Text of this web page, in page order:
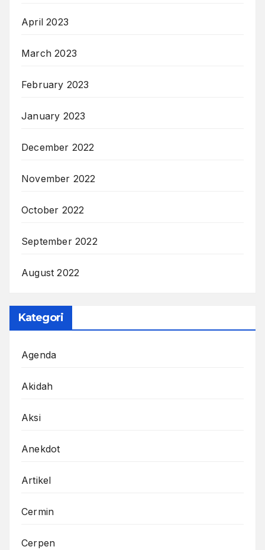
April 2023
March 2023
February 2023
January 2023
December 2022
November 2022
October 2022
September 2022
August 2022
Kategori
Agenda
Akidah
Aksi
Anekdot
Artikel
Cermin
Cerpen